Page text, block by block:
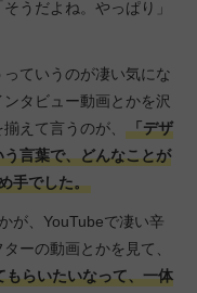
うだよね。やっぱり」
ていうのが凄い気にな
タビュー動画とかを沢
えて言うのが、
「デザ
言葉で、どんなことが
手でした。
が、YouTubeで凄い辛
ーの動画とかを見て、
らいたいなって、一体